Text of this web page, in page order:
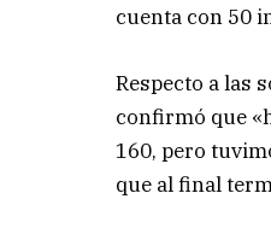
cuenta con 50
Respecto a las
confirmó que
160, pero
que al final